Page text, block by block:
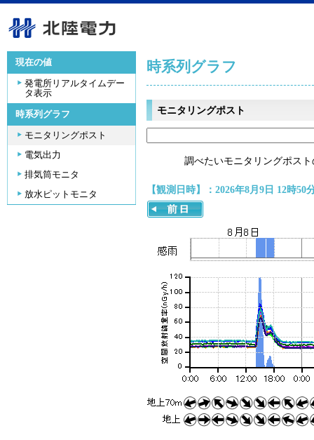
現在の値
発電所リアルタイムデー
タ表示
時系列グラフ
モニタリングポスト
電気出力
排気筒モニタ
放水ピットモニタ
時系列グラフ
モニタリングポスト
調べたいモニタリングポス
【観測日時】：2026年8月9日 12時50